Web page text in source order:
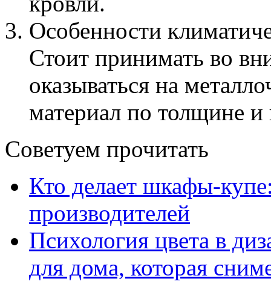
Особенности
Стоит принимать во
оказываться на
материал по толщине и
Советуем прочитать
Кто делает шкафы-
производителей
Психология цвета в
для дома, которая